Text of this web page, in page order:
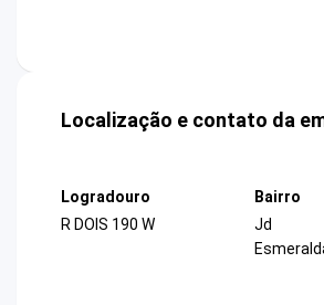
Localização e contato da
Logradouro
R DOIS 190 W
Bairro
Jd